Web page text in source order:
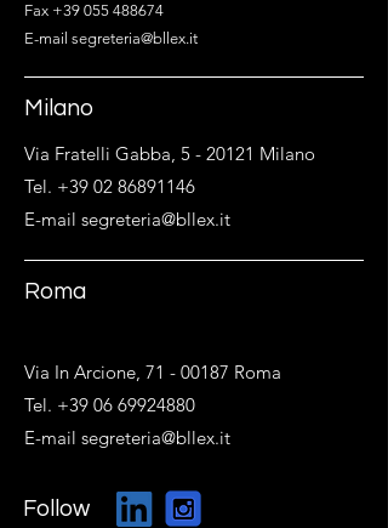
Fax +39 055 488674
E-mail segreteria@bllex.it
Milano
Via Fratelli Gabba, 5 - 20121 Milano
Tel. +39 02 86891146
E-mail segreteria@bllex.it
Roma
Via In Arcione, 71 - 00187 Roma
Tel. +39 06 69924880
E-mail segreteria@bllex.it
Follow